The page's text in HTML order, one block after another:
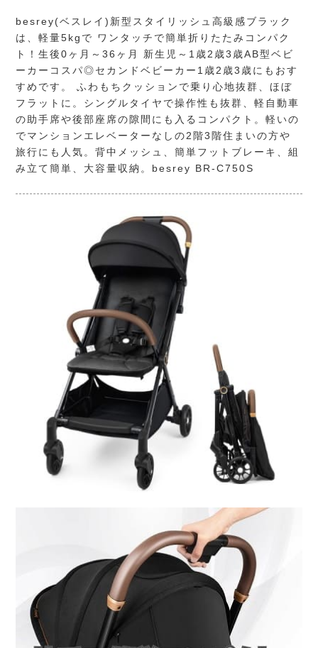
besrey(ベスレイ)新型スタイリッシュ高級感ブラック
は、軽量5kgで ワンタッチで簡単折りたたみコンパク
ト！生後0ヶ月～36ヶ月 新生児～1歳2歳3歳AB型ベビ
ーカーコスパ◎セカンドベビーカー1歳2歳3歳にもおす
すめです。 ふわもちクッションで乗り心地抜群、ほぼ
フラットに。シングルタイヤで操作性も抜群、軽自動車
の助手席や後部座席の隙間にも入るコンパクト。軽いの
でマンションエレベーターなしの2階3階住まいの方や
旅行にも人気。背中メッシュ、簡単フットブレーキ、組
み立て簡単、大容量収納。besrey BR-C750S